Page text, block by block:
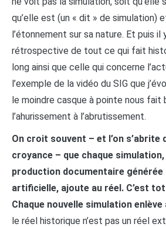
qu’elle est (un « dit » de simulation)
l’étonnement sur sa nature. Et puis
rétrospective de tout ce qui fait
long ainsi que celle qui concerne
l’exemple de la vidéo du SIG que
le moindre casque à pointe nous fait
l’ahurissement à l’abrutissement.
On croit souvent – et l’on
croyance – que chaque
production documentaire
artificielle, ajoute au réel. C’est
Chaque nouvelle simulation enlève
le réel historique n’est pas un réel